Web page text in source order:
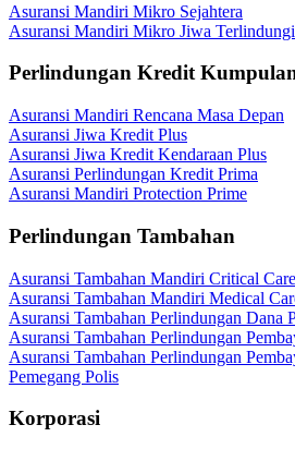
Asuransi Mandiri Mikro Sejahtera
Asuransi Mandiri Mikro Jiwa
Perlindungan Kredit
Asuransi Mandiri Rencana Masa Depan
Asuransi Jiwa Kredit Plus
Asuransi Jiwa Kredit Kendaraan Plus
Asuransi Perlindungan Kredit Prima
Asuransi Mandiri Protection Prime
Perlindungan Tambahan
Asuransi Tambahan Mandiri Critical Care
Asuransi Tambahan Mandiri Medical
Asuransi Tambahan Perlindungan Dana
Asuransi Tambahan Perlindungan
Asuransi Tambahan Perlindungan
Pemegang Polis
Korporasi